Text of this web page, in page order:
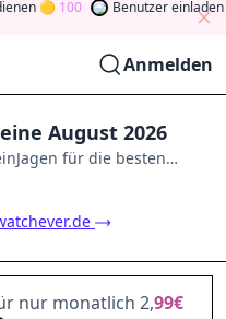
100 Benutzer einladen
Anmelden
August 2026
für die besten
Testen, Teilen und
den Glücksklee
nur monatlich 2,99€